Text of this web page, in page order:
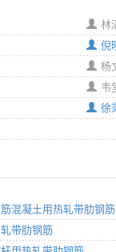
林
倪
杨
韦
徐
混凝土用热轧带肋钢筋
带肋钢筋